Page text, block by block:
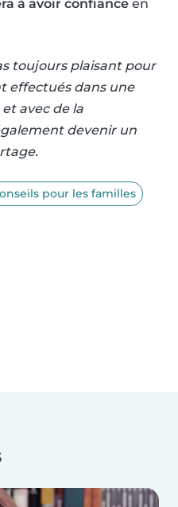
à avoir confiance en
toujours plaisant pour
effectués dans une
avec de la
devenir un
pour les familles